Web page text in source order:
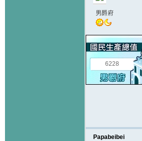
男爵府
6228
Papabeibei